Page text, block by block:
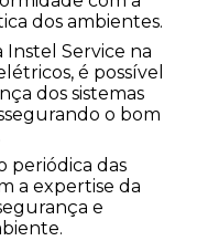
dos ambientes.
Instel Service na
é possível
dos sistemas
o bom
periódica das
a expertise da
e